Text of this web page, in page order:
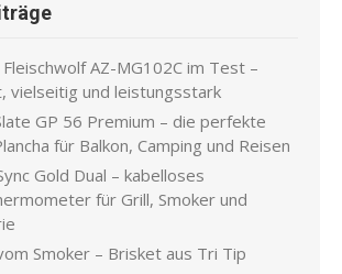
Fleischwolf AZ-MG102C im Test –
vielseitig und leistungsstark
GP 56 Premium – die perfekte
für Balkon, Camping und Reisen
Gold Dual – kabelloses
für Grill, Smoker und
Smoker – Brisket aus Tri Tip